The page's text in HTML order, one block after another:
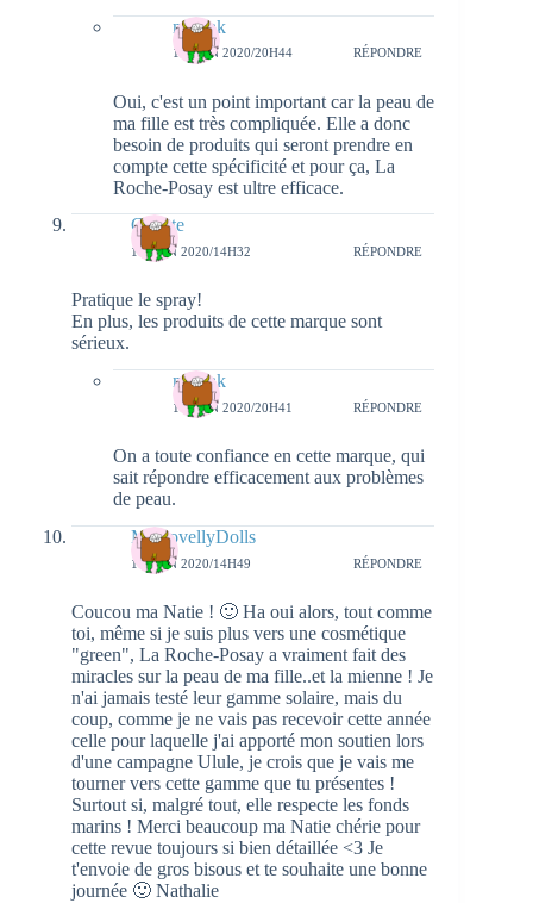
natieak
11 JUIN 2020/20H44 RÉPONDRE
Oui, c'est un point important car la peau de
ma fille est très compliquée. Elle a donc
besoin de produits qui seront prendre en
compte cette spécificité et pour ça, La
Roche-Posay est ultre efficace.
Colette
11 JUIN 2020/14H32 RÉPONDRE
Pratique le spray!
En plus, les produits de cette marque sont
sérieux.
natieak
11 JUIN 2020/20H41 RÉPONDRE
On a toute confiance en cette marque, qui
sait répondre efficacement aux problèmes
de peau.
MyLovellyDolls
11 JUIN 2020/14H49 RÉPONDRE
Coucou ma Natie ! 🙂 Ha oui alors, tout comme
toi, même si je suis plus vers une cosmétique
"green", La Roche-Posay a vraiment fait des
miracles sur la peau de ma fille..et la mienne ! Je
n'ai jamais testé leur gamme solaire, mais du
coup, comme je ne vais pas recevoir cette année
celle pour laquelle j'ai apporté mon soutien lors
d'une campagne Ulule, je crois que je vais me
tourner vers cette gamme que tu présentes !
Surtout si, malgré tout, elle respecte les fonds
marins ! Merci beaucoup ma Natie chérie pour
cette revue toujours si bien détaillée <3 Je
t'envoie de gros bisous et te souhaite une bonne
journée 🙂 Nathalie